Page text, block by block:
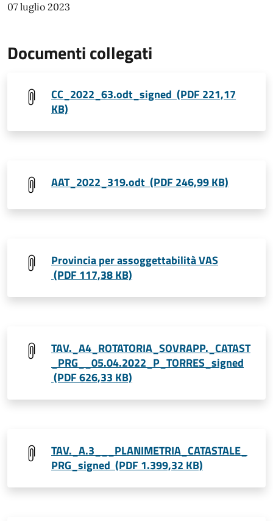
07 luglio 2023
Documenti collegati
CC_2022_63.odt_signed (PDF 221,17
KB)
AAT_2022_319.odt (PDF 246,99 KB)
Provincia per assoggettabilità VAS
(PDF 117,38 KB)
TAV._A4_ROTATORIA_SOVRAPP._CATAST
_PRG__05.04.2022_P_TORRES_signed
(PDF 626,33 KB)
TAV._A.3___PLANIMETRIA_CATASTALE_
PRG_signed (PDF 1.399,32 KB)